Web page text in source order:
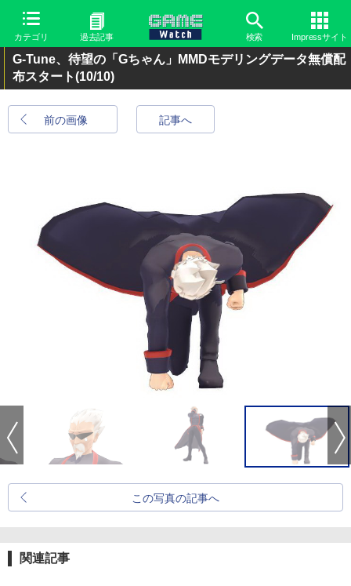
カテゴリ 過去記事 検索 Impressサイト
G-Tune、待望の「Gちゃん」MMDモデリングデータ無償配
布スタート(10/10)
前の画像 記事へ
この写真の記事へ
関連記事